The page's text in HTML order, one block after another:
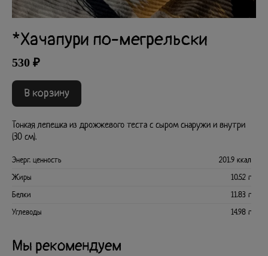
*Хачапури по-мегрельски
530 ₽
В корзину
Тонкая лепешка из дрожжевого теста с сыром снаружи и внутри
(30 см).
Энерг. ценность
201.9 ккал
Жиры
10.52 г
Белки
11.83 г
Углеводы
14.98 г
Мы рекомендуем